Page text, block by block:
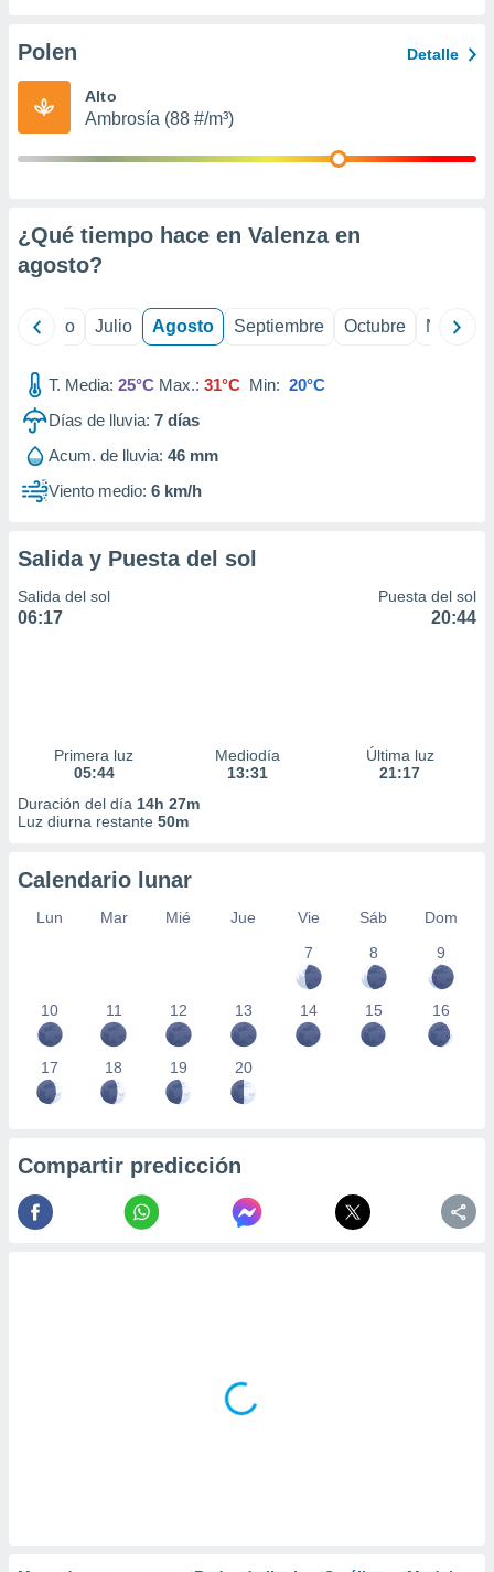
e
mediante
publicidad
publicidad
de
Polen Detalle
Alto
Ambrosía (88 #/m³)
¿Qué tiempo hace en Valenza en
agosto?
Junio Julio Agosto Septiembre Octubre
T. Media: 25°C Max.: 31°C Min: 20°C
Días de lluvia: 7 días
Acum. de lluvia: 46 mm
Viento medio: 6 km/h
Salida y Puesta del sol
Salida del sol
06:17
Puesta del sol
20:44
Primera luz
05:44
Mediodía
13:31
Última luz
21:17
Duración del día 14h 27m
Luz diurna restante 50m
Calendario lunar
Lun Mar Mié Jue Vie Sáb
Dom
7
8 9
10 11 12 13 14 15 16
17 18 19 20
Compartir predicción